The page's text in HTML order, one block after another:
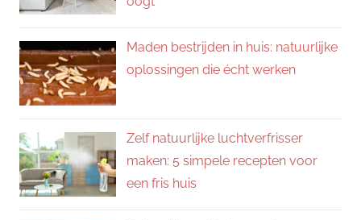
Maden bestrijden in huis: natuurlijke
oplossingen die écht werken
Zelf natuurlijke luchtverfrisser
maken: 5 simpele recepten voor
een fris huis